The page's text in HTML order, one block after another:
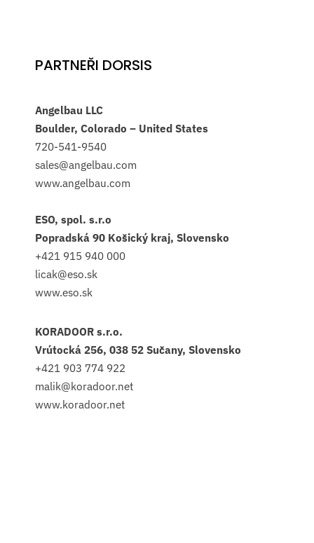
PARTNEŘI DORSIS
Angelbau LLC
Boulder, Colorado – United States
720-541-9540
sales@angelbau.com
www.angelbau.com
ESO, spol. s.r.o
Popradská 90 Košický kraj, Slovensko
+421 915 940 000
licak@eso.sk
www.eso.sk
KORADOOR s.r.o.
Vrútocká 256, 038 52 Sučany, Slovensko
+421 903 774 922
malik@koradoor.net
www.koradoor.net